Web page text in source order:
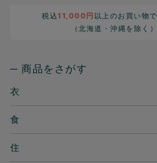
税込11,000円 以上のお買い物で
（北海道・沖縄を除く）
─ 商品をさがす
衣
食
住